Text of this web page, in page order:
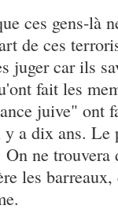
ces gens-là
de ces
juger car ils
fait les
juive" ont
a dix ans. Le
ne trouvera
les